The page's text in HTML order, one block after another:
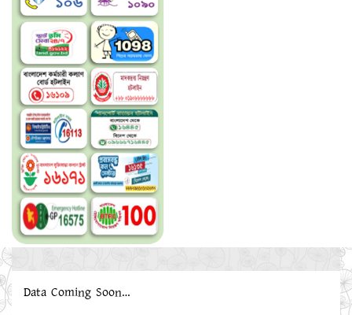
Data Coming Soon…